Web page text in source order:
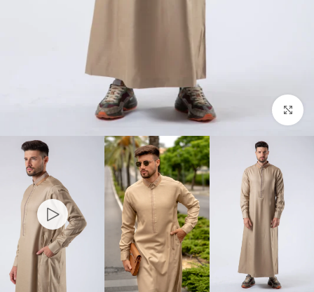
Click to enlarge